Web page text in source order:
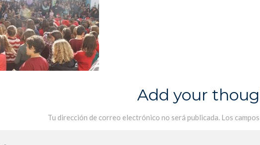
Add your
Tu dirección de correo electrónico no será publicada. Los